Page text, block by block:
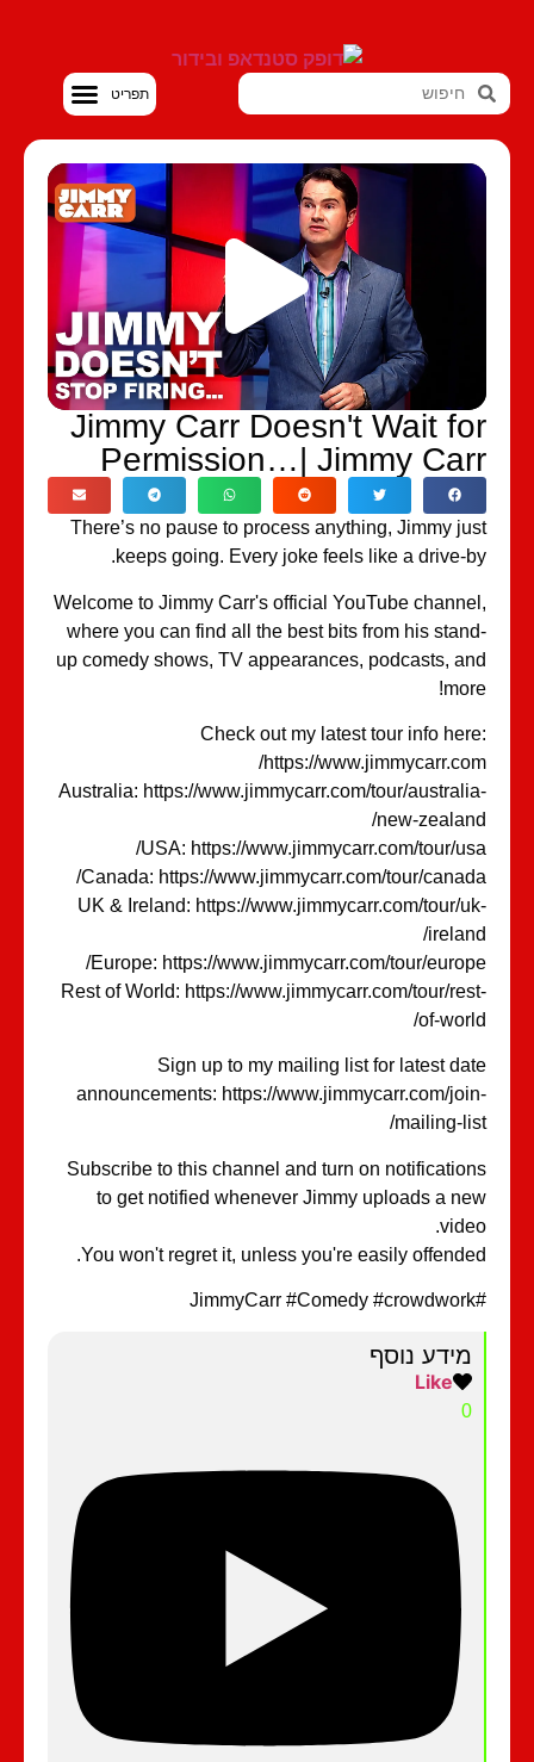
Jimmy Carr Doesn't Wait
Permission…| Jimmy
There’s no pause to process anything, Jimmy
keeps going. Every joke feels like a drive-
Welcome to Jimmy Carr's official YouTube
where you can find all the best bits from his
up comedy shows, TV appearances, podcasts,
Check out my latest tour info
https://
Australia: https://www.jimmycarr.com/tour/
new-
USA: https://www.jimmycarr.com/tour/
Canada: https://www.jimmycarr.com/tour/
UK & Ireland: https://www.jimmycarr.com/tour/
Europe: https://www.jimmycarr.com/tour/
Rest of World: https://www.jimmycarr.com/tour/
of-
Sign up to my mailing list for latest
announcements: https://www.jimmycarr.com/
mailing-
Subscribe to this channel and turn on
to get notified whenever Jimmy uploads a
You won't regret it, unless you're easily
מידע נוסף